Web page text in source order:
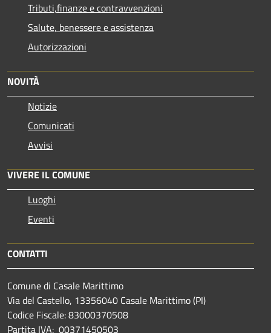
Tributi,finanze e contravvenzioni
Salute, benessere e assistenza
Autorizzazioni
NOVITÀ
Notizie
Comunicati
Avvisi
VIVERE IL COMUNE
Luoghi
Eventi
CONTATTI
Comune di Casale Marittimo
Via del Castello, 13356040 Casale Marittimo (PI)
Codice Fiscale: 83000370508
Partita IVA: 00371450503